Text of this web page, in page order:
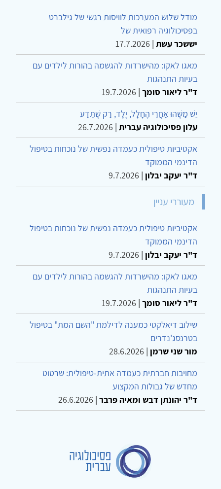
מודל שלוש המערכות לוויסות רגשי של גילברט
בפסיכולוגיה רפואית של
יששכר עשת |
17.7.2026
מאגו לאקו: מהישרדות להגשמה בהורות לילדים עם
בעיות התנהגות
ד"ר ליאור סומך |
19.7.2026
יֵשׁ מַשֶּׁהוּ אַחֲרֵי הֶחָלָל, יֶלֶד, רַק שֶׁתֵּדַע
עלון פסיכולוגיה עברית |
26.7.2026
אקטיביות טיפולית כעמדה נפשית של נוכחות בטיפול
הדינמי הממוקד
ד"ר יעקב יבלון |
9.7.2026
מעוררי עניין
אקטיביות טיפולית כעמדה נפשית של נוכחות בטיפול
הדינמי הממוקד
ד"ר יעקב יבלון |
9.7.2026
מאגו לאקו: מהישרדות להגשמה בהורות לילדים עם
בעיות התנהגות
ד"ר ליאור סומך |
19.7.2026
שילוב דיאלקטי כמענה לדילמת "השם המת" בטיפול
בטרנסג'נדרים
מור שני שרמן |
28.6.2026
מחויבות חברתית כעמדה אתית-טיפולית: שרטוט
מחדש של גבולות המקצוע
ד"ר יהונתן דבש ומאיה פרבר |
26.6.2026